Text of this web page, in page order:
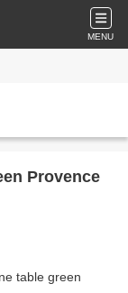
MENU
Provence